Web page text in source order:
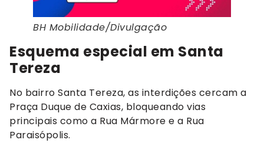
BH Mobilidade/Divulgação
Esquema especial em Santa
Tereza
No bairro Santa Tereza, as interdições cercam a
Praça Duque de Caxias, bloqueando vias
principais como a Rua Mármore e a Rua
Paraisópolis.